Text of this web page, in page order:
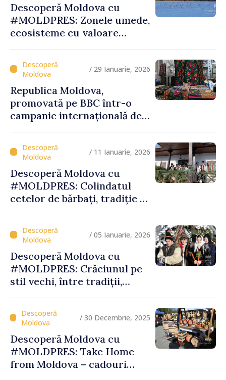
Descoperă Moldova cu
#MOLDPRES: Zonele umede,
ecosisteme cu valoare
turistice unice
/ 29 Ianuarie, 2026
Republica Moldova,
promovată pe BBC într-o
campanie internațională de
/ 11 Ianuarie, 2026
Descoperă Moldova cu
#MOLDPRES: Colindatul
cetelor de bărbați, tradiție și
/ 05 Ianuarie, 2026
Descoperă Moldova cu
#MOLDPRES: Crăciunul pe
stil vechi, între tradiții,
/ 30 Decembrie, 2025
Descoperă Moldova cu
#MOLDPRES: Take Home
from Moldova – cadouri